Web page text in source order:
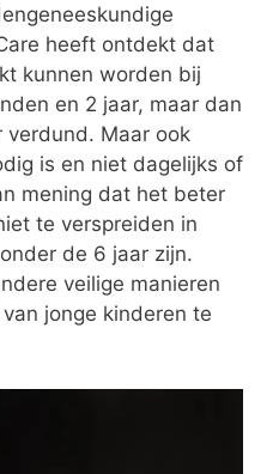
heeft ontdekt dat
kunnen worden bij
en 2 jaar, maar dan
Maar ook
is en niet dagelijks of
mening dat het beter
te verspreiden in
de 6 jaar zijn.
veilige manieren
jonge kinderen te